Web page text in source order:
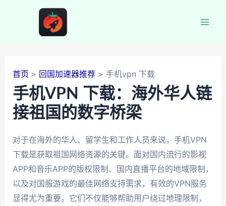
首页 回国加速器推荐 手机vpn 下载
手机VPN 下载：海外华人链
接祖国的数字桥梁
对于在海外的华人、留学生和工作人员来说，手机VPN
下载是获取祖国网络资源的关键。面对国内流行的影视
APP和音乐APP的版权限制、国内直播平台的地域限制，
以及对国服游戏的最佳网络支持需求，有效的VPN服务
显得尤为重要。它们不仅能够帮助用户绕过地理限制，